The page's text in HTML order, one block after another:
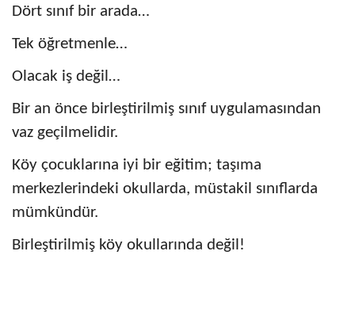
Dört sınıf bir arada…
Tek öğretmenle…
Olacak iş değil…
Bir an önce birleştirilmiş sınıf uygulamasından
vaz geçilmelidir.
Köy çocuklarına iyi bir eğitim; taşıma
merkezlerindeki okullarda, müstakil sınıflarda
mümkündür.
Birleştirilmiş köy okullarında değil!